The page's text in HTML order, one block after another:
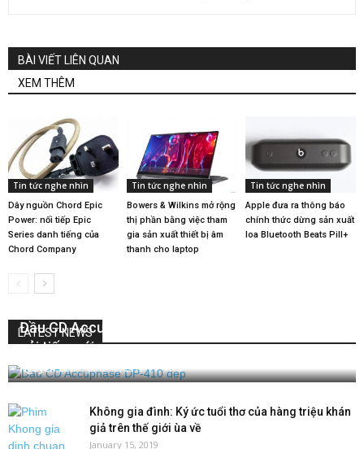
BÀI VIẾT LIÊN QUAN
XEM THÊM
Tin tức nghe nhìn
Dây nguồn Chord Epic
Power: nối tiếp Epic
Series danh tiếng của
Chord Company
Tin tức nghe nhìn
Bowers & Wilkins mở rộng
thị phần bằng việc tham
gia sản xuất thiết bị âm
thanh cho laptop
Tin tức nghe nhìn
Apple đưa ra thông báo
chính thức dừng sản xuất
loa Bluetooth Beats Pill+
LATEST NEWS
Đầu CD Accuphase DP-410: nâng cấp với nhiều
cải tiến mới
Nguyễn Lan - June 10, 2019 0
Không gia đình: Ký ức tuổi thơ của hàng triệu khán
giả trên thế giới ùa về
January 15, 2019